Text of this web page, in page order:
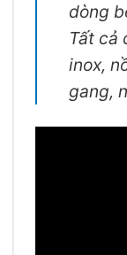
dòng
Tất cả
inox,
gang,